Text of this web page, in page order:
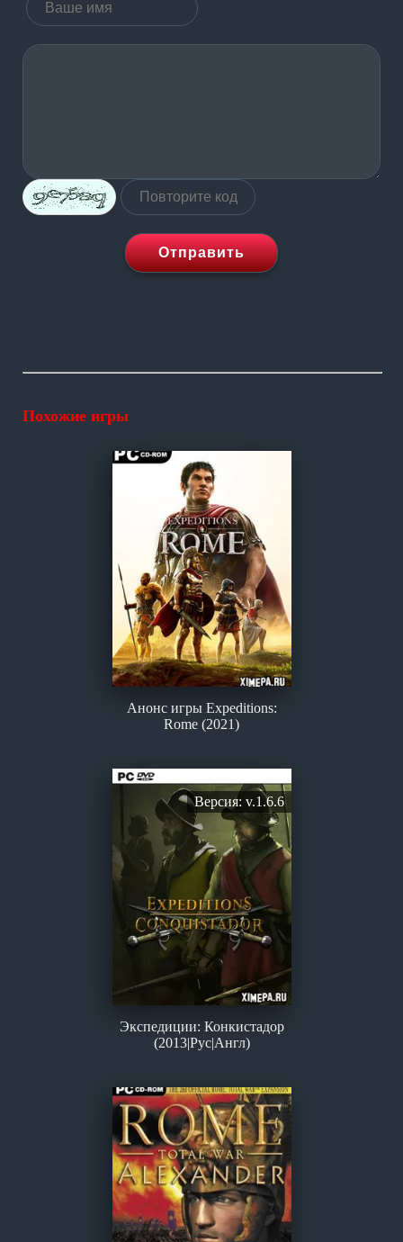
Отправить
Похожие игры
Анонс игры Expeditions:
Rome (2021)
Экспедиции: Конкистадор
(2013|Рус|Англ)
Версия: v.1.6.6